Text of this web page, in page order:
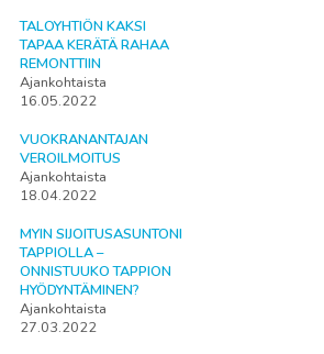
TALOYHTIÖN KAKSI
TAPAA KERÄTÄ RAHAA
REMONTTIIN
Ajankohtaista
16.05.2022
VUOKRANANTAJAN
VEROILMOITUS
Ajankohtaista
18.04.2022
MYIN SIJOITUSASUNTONI
TAPPIOLLA –
ONNISTUUKO TAPPION
HYÖDYNTÄMINEN?
Ajankohtaista
27.03.2022